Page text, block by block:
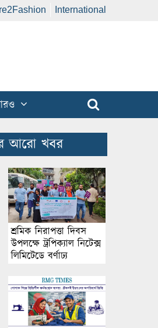
International
আরো খবর
শ্রমিক নিরাপত্তা দিবস
উপলক্ষে ট্রপিক্যাল নিটেক্স
লিমিটেডে বর্ণাঢ্য